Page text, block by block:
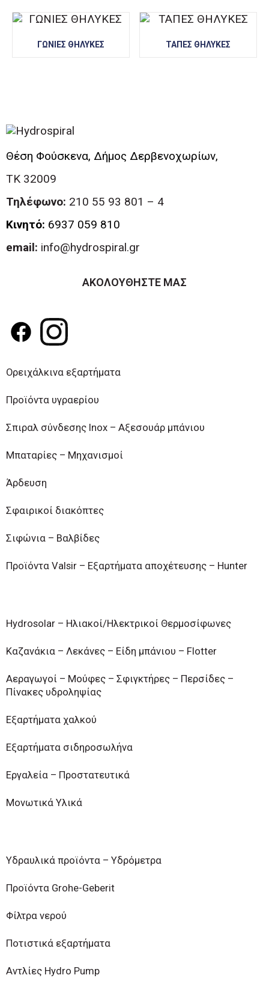
ΓΩΝΙΕΣ ΘΗΛΥΚΕΣ ΤΑΠΕΣ ΘΗΛΥΚΕΣ
Θέση Φούσκενα, Δήμος Δερβενοχωρίων,
ΤΚ 32009
Τηλέφωνο: 210 55 93 801 – 4
Κινητό: 6937 059 810
email: info@hydrospiral.gr
ΑΚΟΛΟΥΘΗΣΤΕ ΜΑΣ
Ορειχάλκινα εξαρτήματα
Προϊόντα υγραερίου
Σπιραλ σύνδεσης Inox – Αξεσουάρ μπάνιου
Μπαταρίες – Μηχανισμοί
Άρδευση
Σφαιρικοί διακόπτες
Σιφώνια – Βαλβίδες
Προϊόντα Valsir – Εξαρτήματα αποχέτευσης – Hunter
Hydrosolar – Ηλιακοί/Ηλεκτρικοί Θερμοσίφωνες
Καζανάκια – Λεκάνες – Είδη μπάνιου – Flotter
Αεραγωγοί – Μούφες – Σφιγκτήρες – Περσίδες –
Πίνακες υδροληψίας
Εξαρτήματα χαλκού
Εξαρτήματα σιδηροσωλήνα
Εργαλεία – Προστατευτικά
Μονωτικά Υλικά
Υδραυλικά προϊόντα – Υδρόμετρα
Προϊόντα Grohe-Geberit
Φίλτρα νερού
Ποτιστικά εξαρτήματα
Αντλίες Hydro Pump